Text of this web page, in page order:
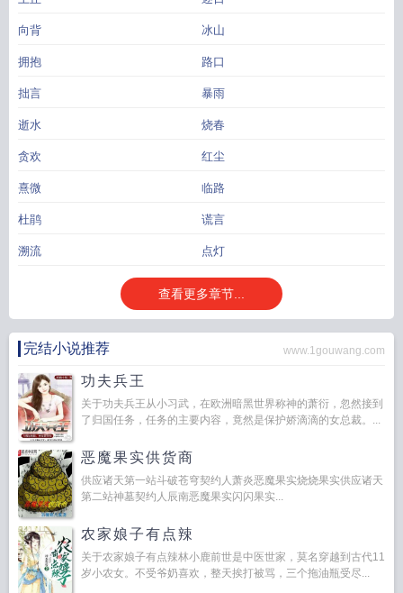
向背 冰山
拥抱 路口
拙言 暴雨
逝水 烧春
贪欢 红尘
熹微 临路
杜鹃 谎言
溯流 点灯
查看更多章节...
完结小说推荐 www.1gouwang.com
功夫兵王
关于功夫兵王从小习武，在欧洲暗黑世界称神的萧衍，忽然接到
了归国任务，任务的主要内容，竟然是保护娇滴滴的女总裁。...
恶魔果实供货商
供应诸天第一站斗破苍穹契约人萧炎恶魔果实烧烧果实供应诸天
第二站神墓契约人辰南恶魔果实闪闪果实...
农家娘子有点辣
关于农家娘子有点辣林小鹿前世是中医世家，莫名穿越到古代11
岁小农女。不受爷奶喜欢，整天挨打被骂，三个拖油瓶受尽...